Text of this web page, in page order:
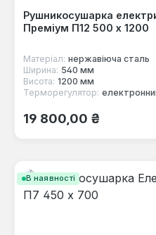
Рушникосушарка
Преміум П12 500 х 1200
Матеріал: нержавіюча сталь
Ширина: 540 мм
Висота: 1200 мм
Терморегулятор:
Звичайна ціна:
19 800,00 ₴
В наявності